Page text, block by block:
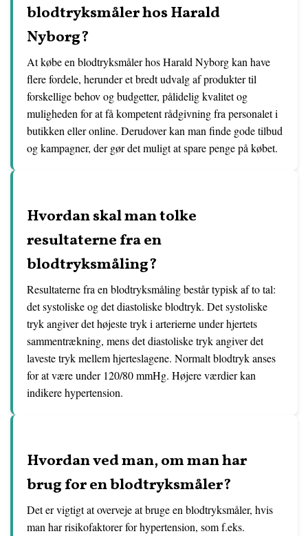
blodtryksmåler hos Harald
Nyborg?
At købe en blodtryksmåler hos Harald Nyborg kan have
flere fordele, herunder et bredt udvalg af produkter til
forskellige behov og budgetter, pålidelig kvalitet og
muligheden for at få kompetent rådgivning fra personalet i
butikken eller online. Derudover kan man finde gode tilbud
og kampagner, der gør det muligt at spare penge på købet.
Hvordan skal man tolke
resultaterne fra en
blodtryksmåling?
Resultaterne fra en blodtryksmåling består typisk af to tal:
det systoliske og det diastoliske blodtryk. Det systoliske
tryk angiver det højeste tryk i arterierne under hjertets
sammentrækning, mens det diastoliske tryk angiver det
laveste tryk mellem hjerteslagene. Normalt blodtryk anses
for at være under 120/80 mmHg. Højere værdier kan
indikere hypertension.
Hvordan ved man, om man har
brug for en blodtryksmåler?
Det er vigtigt at overveje at bruge en blodtryksmåler, hvis
man har risikofaktorer for hypertension, som f.eks.